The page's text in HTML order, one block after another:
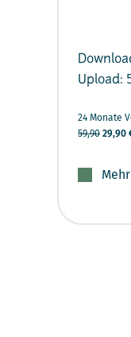
Upload:
24 Monate
59,90 29,90